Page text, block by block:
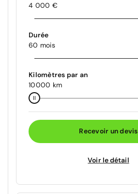
4 000 €
Durée
60 mois
Kilomètres par an
10000 km
Recevoir un devis
Voir le détail